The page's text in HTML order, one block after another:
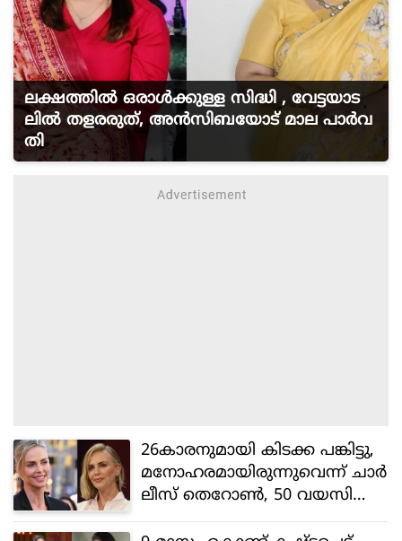
ലക്ഷത്തിൽ ഒരാൾക്കുള്ള സിദ്ധി , വേട്ടയാട
ലിൽ തളരരുത്, അൻസിബയോട് മാല പാർവ
തി
26കാരനുമായി കിടക്ക പങ്കിട്ടു,
മനോഹരമായിരുന്നുവെന്ന് ചാർ
ലീസ് തെറോൺ, 50 വയസിലെ
സിംഗിൾ ലൈഫ് ആസ്വ